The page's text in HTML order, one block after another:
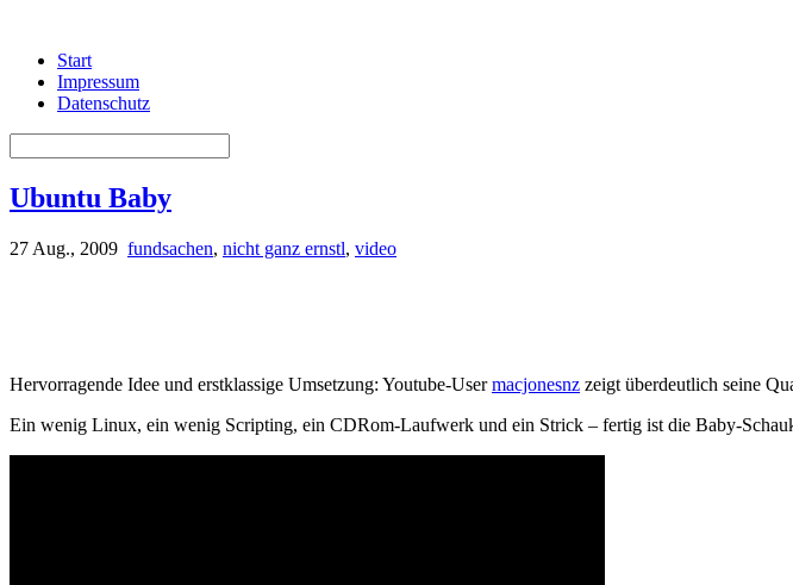
Start
Impressum
Datenschutz
Ubuntu Baby
27 Aug., 2009 fundsachen, nicht ganz ernstl, video
Hervorragende Idee und erstklassige Umsetzung: Youtube-Usermacjonesnz zeigt überdeutlich seine
Ein wenig Linux, ein wenig Scripting, ein CDRom-Laufwerk und ein Strick – fertig ist die Baby-